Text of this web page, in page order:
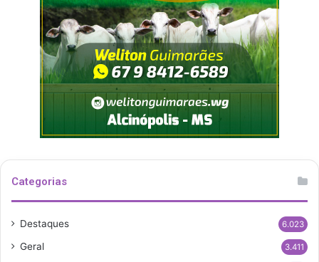
Categorias
Destaques 6.023
Geral 3.411